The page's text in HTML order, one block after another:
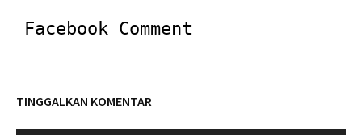
Facebook Comment
TINGGALKAN KOMENTAR